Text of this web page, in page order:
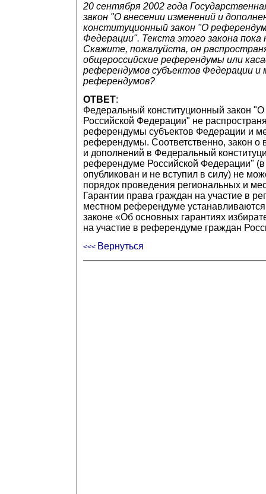
20 сентября 2002 года
закон "О внесении изменений и
конституционный закон "О
Федерации". Текста этого закона пока
Скажите, пожалуйста, он
общероссийские референдумы или
референдумов субъектов Федерации и
референдумов?
ОТВЕТ:
Федеральный конституционный закон
Российской Федерации" не
референдумы субъектов Федерации и
референдумы. Соответственно, закон о
и дополнений в Федеральный
референдуме Российской Федерации"
опубликован и не вступил в силу) не
порядок проведения региональных и
Гарантии права граждан на участие в
местном референдуме
законе «Об основных гарантиях
на участие в референдуме граждан
<<< Вернуться